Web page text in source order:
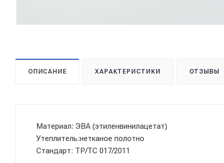
ОПИСАНИЕ ХАРАКТЕРИСТИКИ ОТЗЫВЫ
Материал: ЭВА (этиленвинилацетат)
Утеплитель:нетканое полотно
Стандарт: ТР/ТС 017/2011